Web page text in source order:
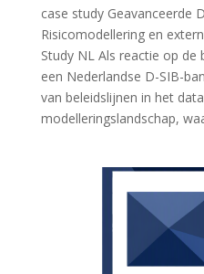
case study Geavanceerde
Risicomodellering en
Study NL Als reactie op de
een Nederlandse D-SIB-
van beleidslijnen in het
modelleringslandschap,